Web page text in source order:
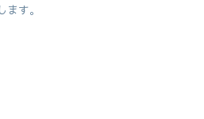
す。